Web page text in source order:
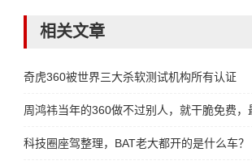
相关文章
奇虎360被世界三大杀软测试机构所有认证
周鸿祎当年的360做不过别人，就干脆免费，
科技圈座驾整理，BAT老大都开的是什么车？